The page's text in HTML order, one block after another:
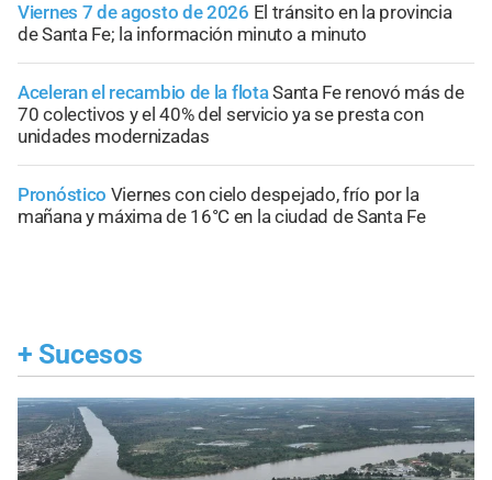
Viernes 7 de agosto de 2026 El tránsito en la provincia
de Santa Fe; la información minuto a minuto
Aceleran el recambio de la flotaSanta Fe renovó más de
70 colectivos y el 40% del servicio ya se presta con
unidades modernizadas
Pronóstico Viernes con cielo despejado, frío por la
mañana y máxima de 16°C en la ciudad de Santa Fe
+ Sucesos